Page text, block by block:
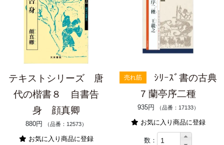
テキストシリーズ 唐
代の楷書８ 自書告
身 顔真卿
880円 （品番：12573）
お気に入り商品に登録
売れ筋
ｼﾘｰｽﾞ書の古典
7 蘭亭序二種
935円 （品番：17133）
お気に入り商品に登録
数：